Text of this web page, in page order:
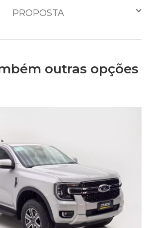
PROPOSTA
outras opções